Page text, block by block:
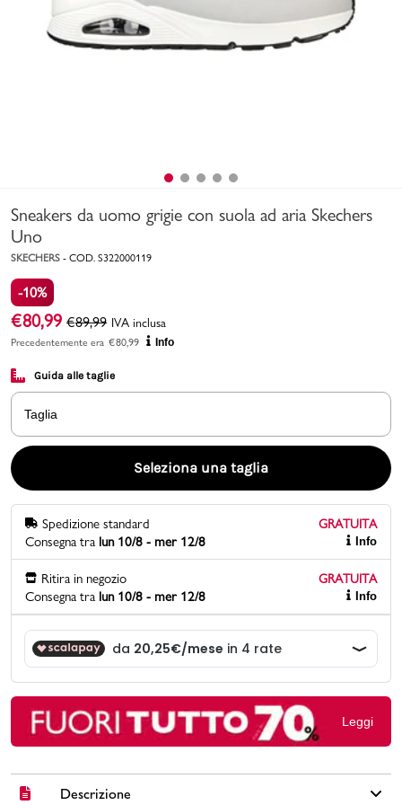
Marchi
Promo & News
contatti
Gift card
Sneakers da uomo grigie con suola ad aria Skechers
Uno
SKECHERS - COD. S322000119
-10%
€80,99 €89,99 IVA inclusa
Precedentemente era €80,99 Info
Guida alle taglie
Taglia
Seleziona una taglia
Spedizione standard
GRATUITA
Consegna tra lun 10/8 - mer 12/8 Info
Ritira in negozio
GRATUITA
Consegna tra lun 10/8 - mer 12/8 Info
Leggi
Descrizione